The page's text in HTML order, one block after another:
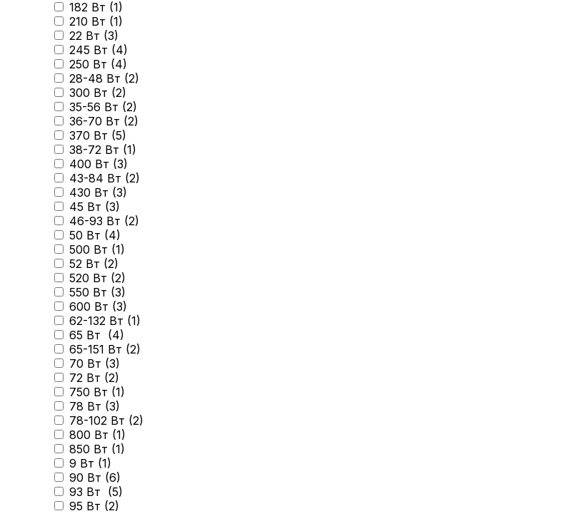
182 Вт (1)
210 Вт (1)
22 Вт (3)
245 Вт (4)
250 Вт (4)
28-48 Вт (2)
300 Вт (2)
35-56 Вт (2)
36-70 Вт (2)
370 Вт (5)
38-72 Вт (1)
400 Вт (3)
43-84 Вт (2)
430 Вт (3)
45 Вт (3)
46-93 Вт (2)
50 Вт (4)
500 Вт (1)
52 Вт (2)
520 Вт (2)
550 Вт (3)
600 Вт (3)
62-132 Вт (1)
65 Вт (4)
65-151 Вт (2)
70 Вт (3)
72 Вт (2)
750 Вт (1)
78 Вт (3)
78-102 Вт (2)
800 Вт (1)
850 Вт (1)
9 Вт (1)
90 Вт (6)
93 Вт (5)
95 Вт (2)